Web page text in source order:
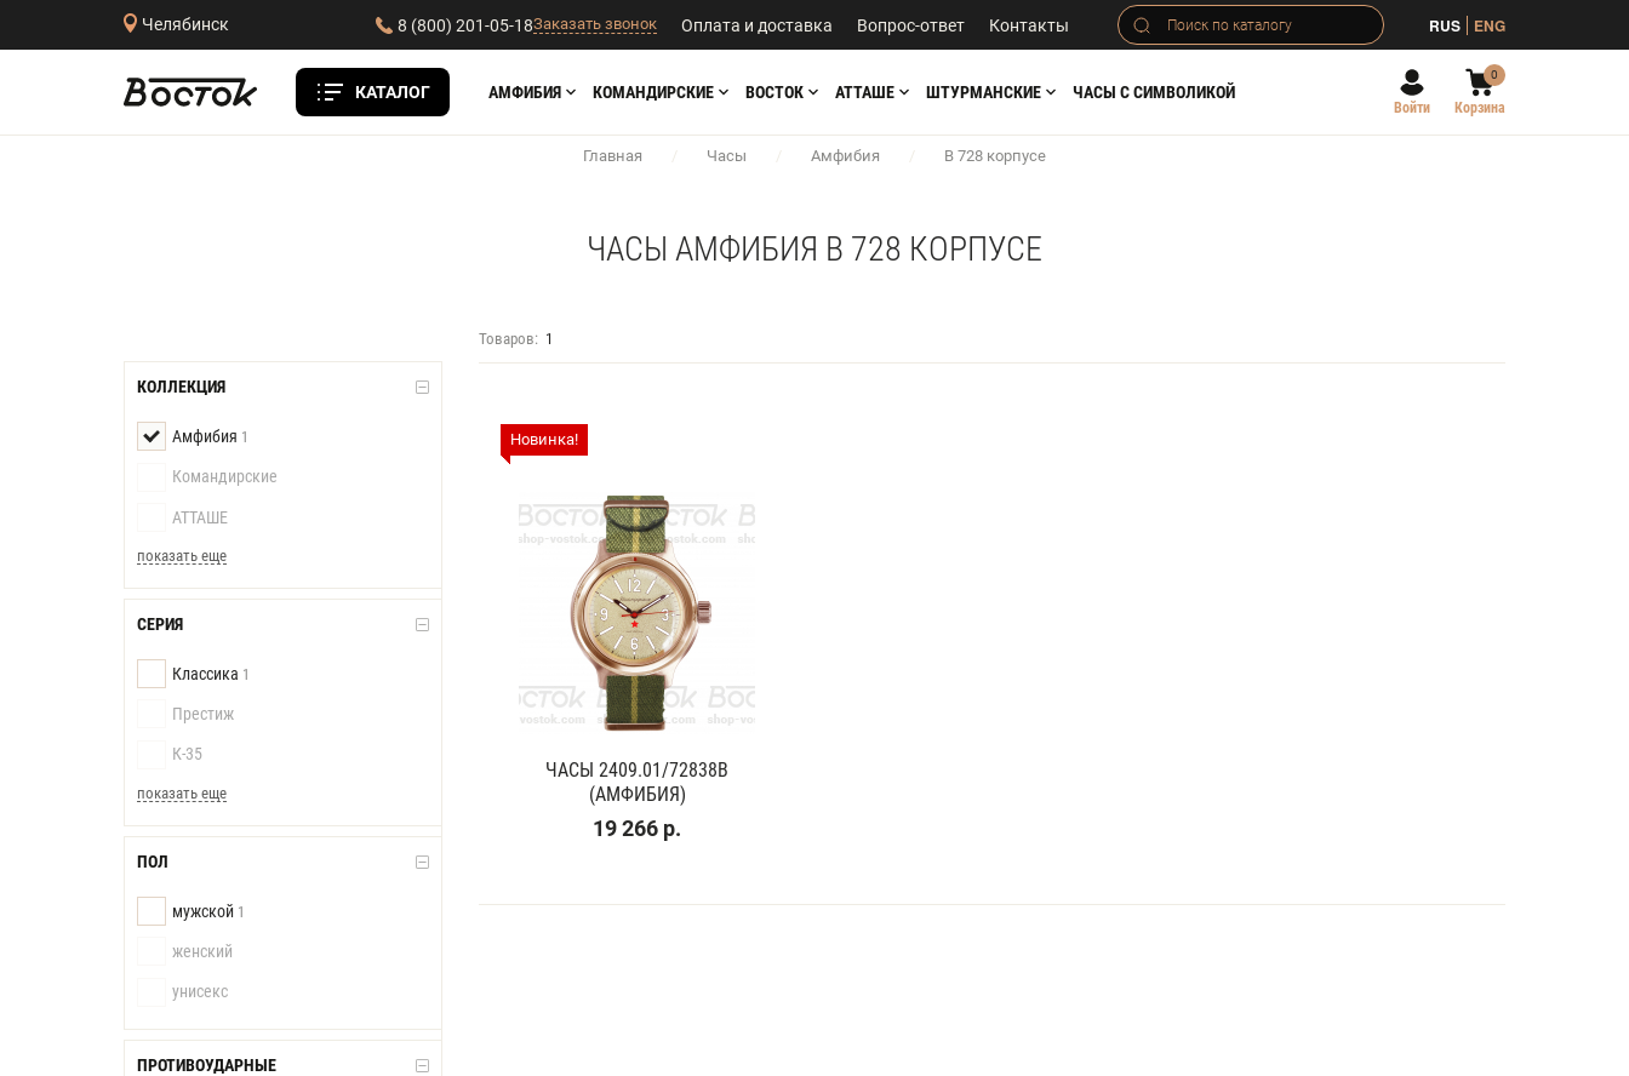
Челябинск 8 (800) 201-05-18Заказать звонок Оплата и доставка Вопрос-ответ Контакты RUS ENG
КАТАЛОГ АМФИБИЯ КОМАНДИРСКИЕ ВОСТОК АТТАШЕ ШТУРМАНСКИЕ ЧАСЫ С СИМВОЛИКОЙ
Войти
0
Корзина
Главная / Часы / Амфибия / В 728 корпусе
ЧАСЫ АМФИБИЯ В 728 КОРПУСЕ
КОЛЛЕКЦИЯ
Амфибия 1
Командирские
АТТАШЕ
показать еще
СЕРИЯ
Классика 1
Престиж
К-35
показать еще
ПОЛ
мужской 1
женский
унисекс
ПРОТИВОУДАРНЫЕ
Товаров: 1
Новинка!
ЧАСЫ 2409.01/72838В
(АМФИБИЯ)
19 266 р.